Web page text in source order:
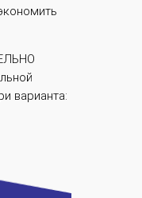
варианта: